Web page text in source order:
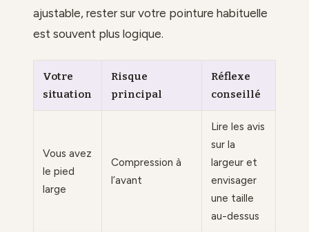
ajustable, rester sur votre pointure habituelle
est souvent plus logique.
Votre
situation
Risque
principal
Réflexe
conseillé
Vous avez
le pied
large
Compression à
l’avant
Lire les avis
sur la
largeur et
envisager
une taille
au-dessus